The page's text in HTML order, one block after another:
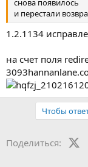
и перестали
1.2.1134
на счет поля
Чтобы
Поделиться: